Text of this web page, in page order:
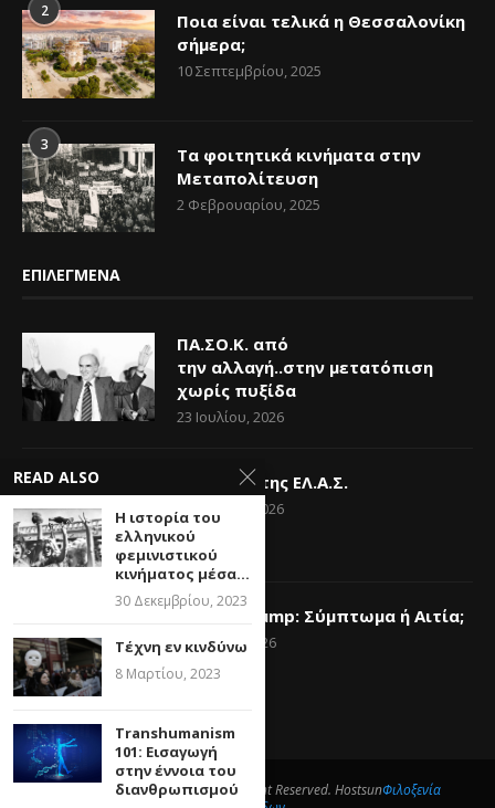
2
Ποια είναι τελικά η Θεσσαλονίκη
σήμερα;
10 Σεπτεμβρίου, 2025
3
Τα φοιτητικά κινήματα στην
Μεταπολίτευση
2 Φεβρουαρίου, 2025
ΕΠΙΛΕΓΜΕΝΑ
ΠΑ.ΣΟ.Κ. από
την αλλαγή..στην μετατόπιση
χωρίς πυξίδα
23 Ιουλίου, 2026
Η Ελπίδα της ΕΛ.Α.Σ.
14 Ιουνίου, 2026
Donald Trump: Σύμπτωμα ή Αιτία;
6 Ιουνίου, 2026
@2025- What Politics Means All Right Reserved. HostsunΦιλοξενία
READ ALSO
Η ιστορία του
ελληνικού
φεμινιστικού
κινήματος μέσα...
30 Δεκεμβρίου, 2023
Τέχνη εν κινδύνω
8 Μαρτίου, 2023
Transhumanism
101: Εισαγωγή
στην έννοια του
διανθρωπισμού